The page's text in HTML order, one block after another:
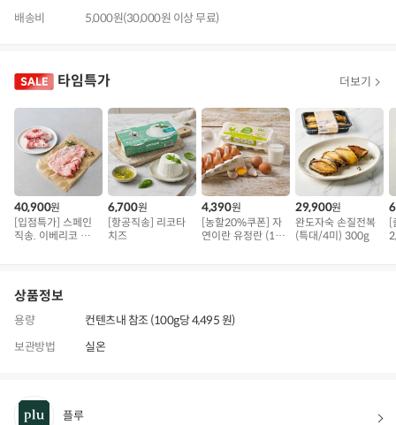
배송비
5,000원(30,000원 이상 무료)
타임특가 더보기
40,900원
[입점특가] 스페인
직송. 이베리코 삼
6,700원
[항공직송] 리코타
치즈
4,390원
[농할20%쿠폰] 자
연이란 유정란 (10
29,900원
완도자숙 손질전복
(특대/4미) 300g
[
상품정보
용량
컨텐츠내 참조 (100g당 4,495 원)
보관방법
실온
플루